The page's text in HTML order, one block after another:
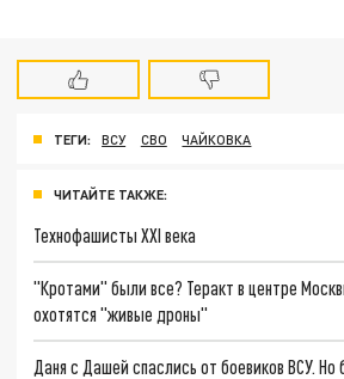
ТЕГИ: ВСУ СВО ЧАЙКОВКА
ЧИТАЙТЕ ТАКЖЕ:
Технофашисты XXI века
"Кротами" были все? Теракт в центре
охотятся "живые дроны"
Даня с Дашей спаслись от боевиков ВСУ.